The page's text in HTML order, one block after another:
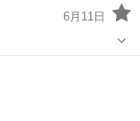
6月11日